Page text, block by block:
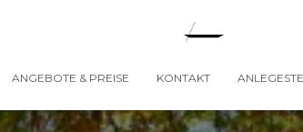
ANGEBOTE & PREISE KONTAKT